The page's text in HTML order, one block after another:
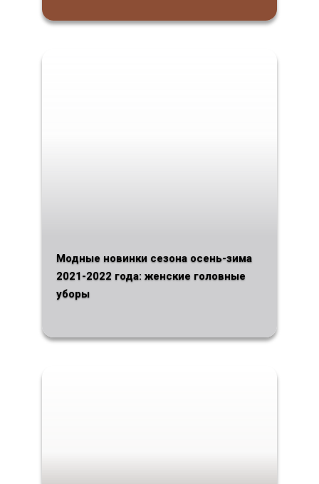
Модные новинки сезона осень-зима
2021-2022 года: женские головные
уборы